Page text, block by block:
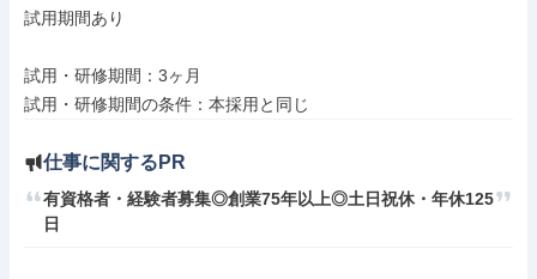
試用期間あり
試用・研修期間：3ヶ月
仕事に関するPR
有資格者・経験者募集◎創業75年以上◎土日祝休・年休125
日